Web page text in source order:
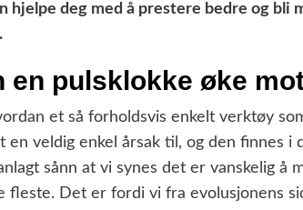
hjelpe deg med å prestere bedre og
en pulsklokke øke
et så forholdsvis enkelt verktøy
en veldig enkel årsak til, og den finnes i
sånn at vi synes det er vanskelig å
fleste. Det er fordi vi fra evolusjonens